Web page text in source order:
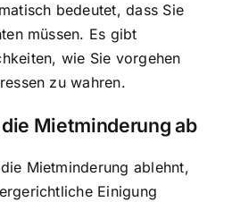
bedeutet, dass Sie
müssen. Es gibt
wie Sie vorgehen
zu wahren.
Mietminderung ab
Mietminderung ablehnt,
Einigung